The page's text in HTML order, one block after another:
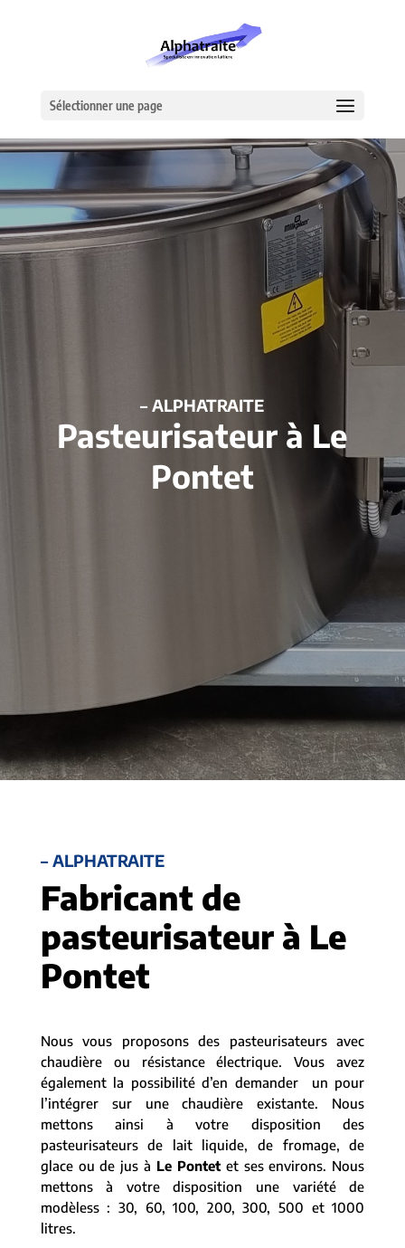
Sélectionner une page
– ALPHATRAITE
Pasteurisateur à Le
Pontet
– ALPHATRAITE
Fabricant de
pasteurisateur à Le
Pontet
Nous vous proposons des pasteurisateurs avec
chaudière ou résistance électrique. Vous avez
également la possibilité d’en demander un pour
l’intégrer sur une chaudière existante. Nous
mettons ainsi à votre disposition des
pasteurisateurs de lait liquide, de fromage, de
glace ou de jus à Le Pontetet ses environs. Nous
mettons à votre disposition une variété de
modèless : 30, 60, 100, 200, 300, 500 et 1000
litres.